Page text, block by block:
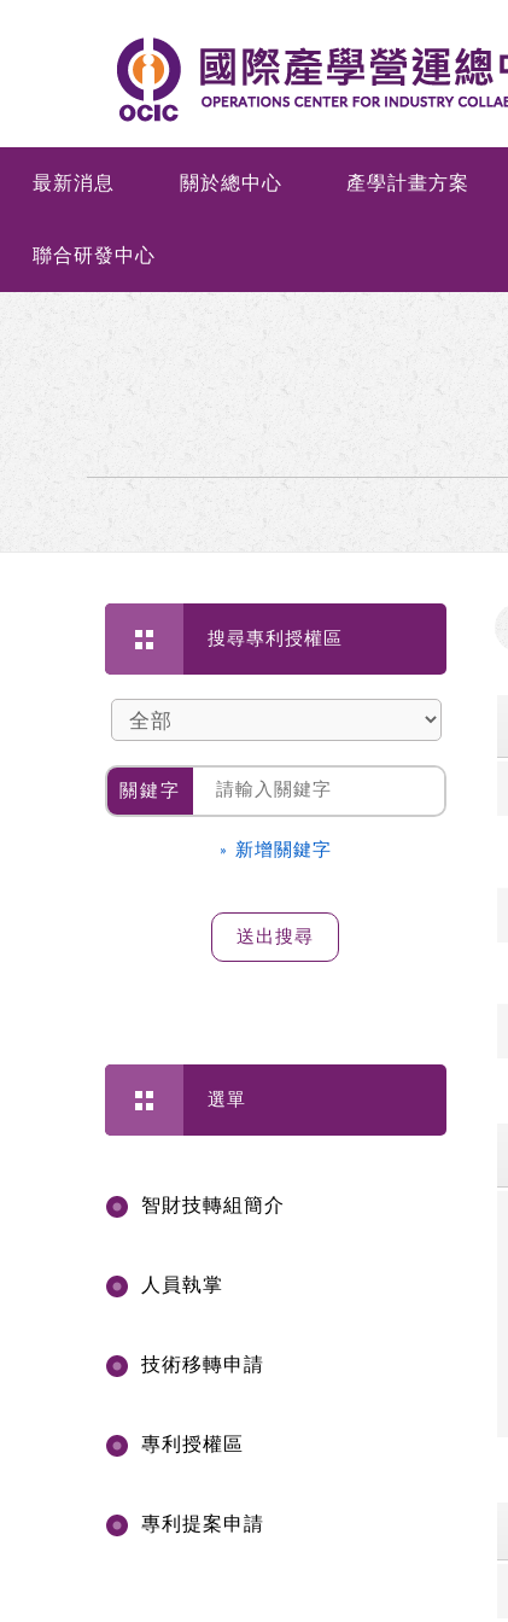
最新消息 關於總中心 產學計畫方案
聯合研發中心
搜尋專利授權區
關鍵字
» 新增關鍵字
選單
智財技轉組簡介
人員執掌
技術移轉申請
專利授權區
專利提案申請